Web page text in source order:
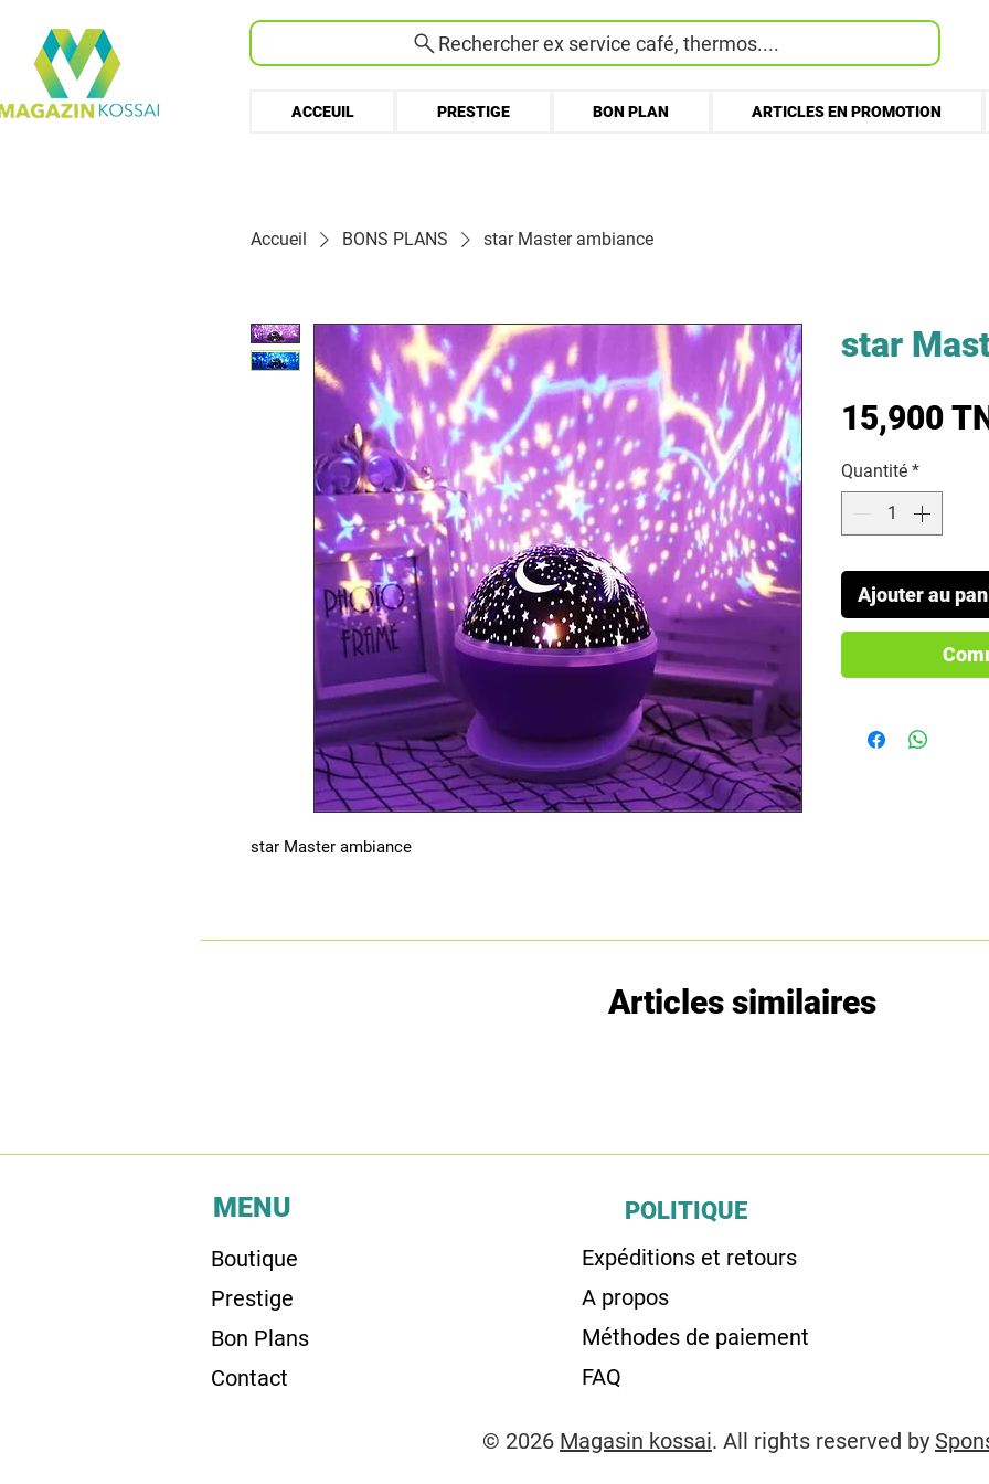
Rechercher ex service café, thermos....
ACCEUIL PRESTIGE BON PLAN ARTICLES EN PROMOTION
Accueil BONS PLANS star Master ambiance
star Master ambiance
star
15,900
Quantité *
Ajouter au
Articles similaires
MENU
Boutique
Prestige
Bon Plans
Contact
POLITIQUE
Expéditions et retours
A propos
Méthodes de paiement
FAQ
© 2026 Magasin kossai. All rights reserved by